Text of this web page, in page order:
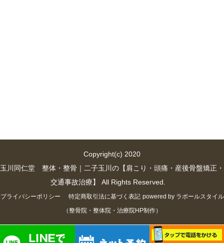
Copyright(c) 2020
玉川同仁堂 整体・整骨｜二子玉川の【肩こり・頭痛・産後骨盤矯正・
交通事故治療】 All Rights Reserved.
プライバシーポリシー 特定商取引法に基づく表記 powered by ラポールスタイル
（整骨院・整体院・治療院HP制作）